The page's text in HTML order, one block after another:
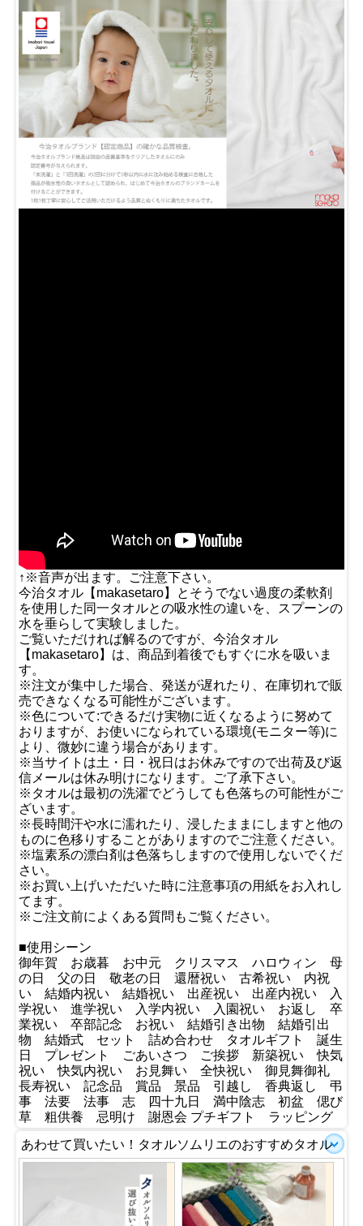
↑※音声が出ます。ご注意下さい。
今治タオル【makasetaro】とそうでない過度の柔軟剤
を使用した同一タオルとの吸水性の違いを、スプーンの
水を垂らして実験しました。
ご覧いただければ解るのですが、今治タオル
【makasetaro】は、商品到着後でもすぐに水を吸いま
す。
※注文が集中した場合、発送が遅れたり、在庫切れで販
売できなくなる可能性がございます。
※色について:できるだけ実物に近くなるように努めて
おりますが、お使いになられている環境(モニター等)に
より、微妙に違う場合があります。
※当サイトは土・日・祝日はお休みですので出荷及び返
信メールは休み明けになります。ご了承下さい。
※タオルは最初の洗濯でどうしても色落ちの可能性がご
ざいます。
※長時間汗や水に濡れたり、浸したままにしますと他の
ものに色移りすることがありますのでご注意ください。
※塩素系の漂白剤は色落ちしますので使用しないでくだ
さい。
※お買い上げいただいた時に注意事項の用紙をお入れし
てます。
※ご注文前によくある質問もご覧ください。
■使用シーン
御年賀 お歳暮 お中元 クリスマス ハロウィン 母
の日 父の日 敬老の日 還暦祝い 古希祝い 内祝
い 結婚内祝い 結婚祝い 出産祝い 出産内祝い 入
学祝い 進学祝い 入学内祝い 入園祝い お返し 卒
業祝い 卒部記念 お祝い 結婚引き出物 結婚引出
物 結婚式 セット 詰め合わせ タオルギフト 誕生
日 プレゼント ごあいさつ ご挨拶 新築祝い 快気
祝い 快気内祝い お見舞い 全快祝い 御見舞御礼
長寿祝い 記念品 賞品 景品 引越し 香典返し 弔
事 法要 法事 志 四十九日 満中陰志 初盆 偲び
草 粗供養 忌明け 謝恩会 プチギフト ラッピング
あわせて買いたい！タオルソムリエのおすすめタオル